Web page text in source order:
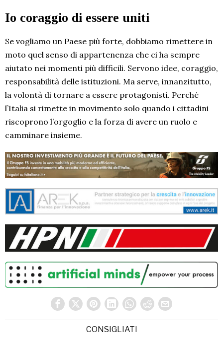
Io coraggio di essere uniti
Se vogliamo un Paese più forte, dobbiamo rimettere in
moto quel senso di appartenenza che ci ha sempre
aiutato nei momenti più difficili. Servono idee, coraggio,
responsabilità delle istituzioni. Ma serve, innanzitutto,
la volontà di tornare a essere protagonisti. Perché
l’Italia si rimette in movimento solo quando i cittadini
riscoprono l’orgoglio e la forza di avere un ruolo e
camminare insieme.
CONSIGLIATI